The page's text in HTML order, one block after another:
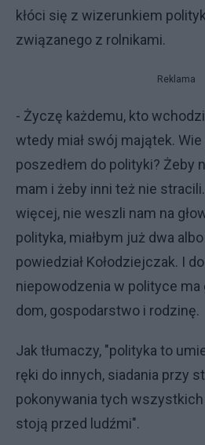
kłóci się z wizerunkiem
związanego z rolnikami.
Reklama
- Życzę każdemu, kto
wtedy miał swój majątek.
poszedłem do polityki? Żeby
mam i żeby inni też nie
więcej, nie weszli nam na
polityka, miałbym już dwa
powiedział Kołodziejczak. I
niepowodzenia w polityce ma
dom, gospodarstwo i rodzinę.
Jak tłumaczy, "polityka to
ręki do innych, siadania przy
pokonywania tych
stoją przed ludźmi".